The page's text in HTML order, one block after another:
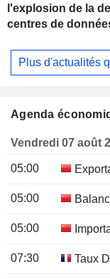
l'explosion de la
centres de
Plus d'actualités
Agenda
Vendredi 07 août
05:00
05:00
05:00
07:30 Taux